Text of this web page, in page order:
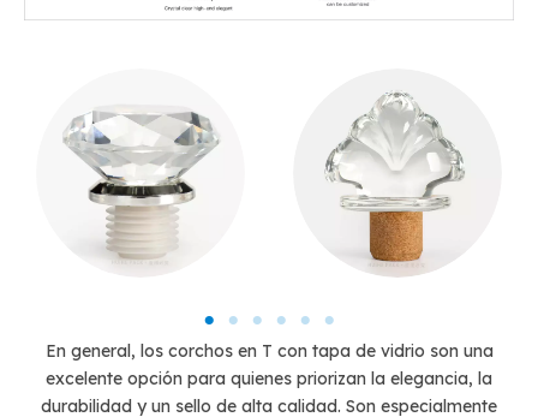
En general, los corchos en T con tapa de vidrio son una
excelente opción para quienes priorizan la elegancia, la
durabilidad y un sello de alta calidad. Son especialmente